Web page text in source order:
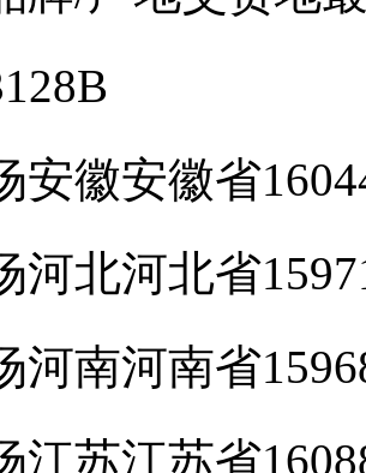
安徽安徽省
河北河北省
河南河南省
江苏江苏省